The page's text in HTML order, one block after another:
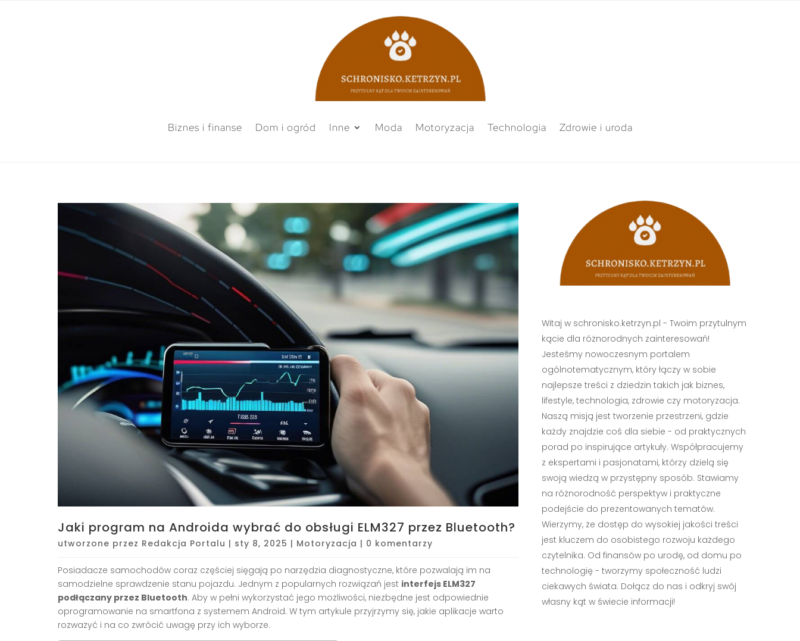
Biznes i finanse Dom i ogród Inne Moda Motoryzacja Technologia Zdrowie i uroda
Jaki program na Androida wybrać do obsługi ELM327 przez Bluetooth?
utworzone przez Redakcja Portalu | sty 8, 2025 | Motoryzacja | 0 komentarzy
Posiadacze samochodów coraz częściej sięgają po narzędzia diagnostyczne, które pozwalają im na
samodzielne sprawdzenie stanu pojazdu. Jednym z popularnych rozwiązań jest interfejs ELM327
podłączany przez Bluetooth. Aby w pełni wykorzystać jego możliwości, niezbędne jest odpowiednie
oprogramowanie na smartfona z systemem Android. W tym artykule przyjrzymy się, jakie aplikacje warto
rozważyć i na co zwrócić uwagę przy ich wyborze.
Witaj w schronisko.ketrzyn.pl - Twoim przytulnym
kącie dla różnorodnych zainteresowań!
Jesteśmy nowoczesnym portalem
ogólnotematycznym, który łączy w sobie
najlepsze treści z dziedzin takich jak biznes,
lifestyle, technologia, zdrowie czy motoryzacja.
Naszą misją jest tworzenie przestrzeni, gdzie
każdy znajdzie coś dla siebie - od praktycznych
porad po inspirujące artykuły. Współpracujemy
z ekspertami i pasjonatami, którzy dzielą się
swoją wiedzą w przystępny sposób. Stawiamy
na różnorodność perspektyw i praktyczne
podejście do prezentowanych tematów.
Wierzymy, że dostęp do wysokiej jakości treści
jest kluczem do osobistego rozwoju każdego
czytelnika. Od finansów po urodę, od domu po
technologię - tworzymy społeczność ludzi
ciekawych świata. Dołącz do nas i odkryj swój
własny kąt w świecie informacji!